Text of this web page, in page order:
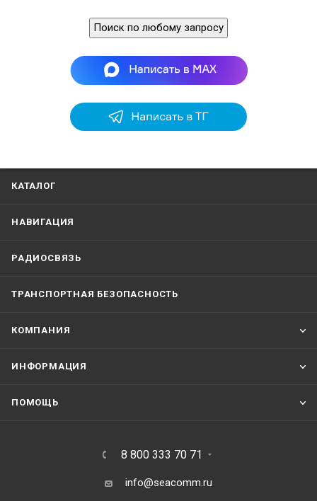
Поиск по любому запросу
КАТАЛОГ
НАВИГАЦИЯ
РАДИОСВЯЗЬ
ТРАНСПОРТНАЯ БЕЗОПАСНОСТЬ
КОМПАНИЯ
ИНФОРМАЦИЯ
ПОМОЩЬ
8 800 333 70 71
info@seacomm.ru